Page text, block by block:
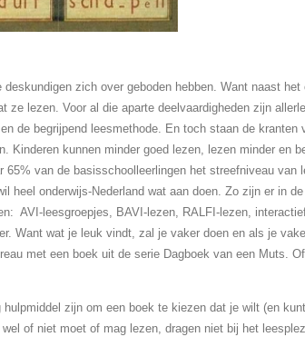
zich over geboden hebben. Want naast
ze lezen. Voor al die aparte deelvaardigheden zijn
de begrijpend leesmethode. En toch staan de
Kinderen kunnen minder goed lezen, lezen minder en
van de basisschoolleerlingen het streefniveau van
heel onderwijs-Nederland wat aan doen. Zo zijn er in
AVI-leesgroepjes, BAVI-lezen, RALFI-lezen,
Want wat je leuk vindt, zal je vaker doen en als je
met een boek uit de serie Dagboek van een Muts.
zijn om een boek te kiezen dat je wilt (en
of niet moet of mag lezen, dragen niet bij het